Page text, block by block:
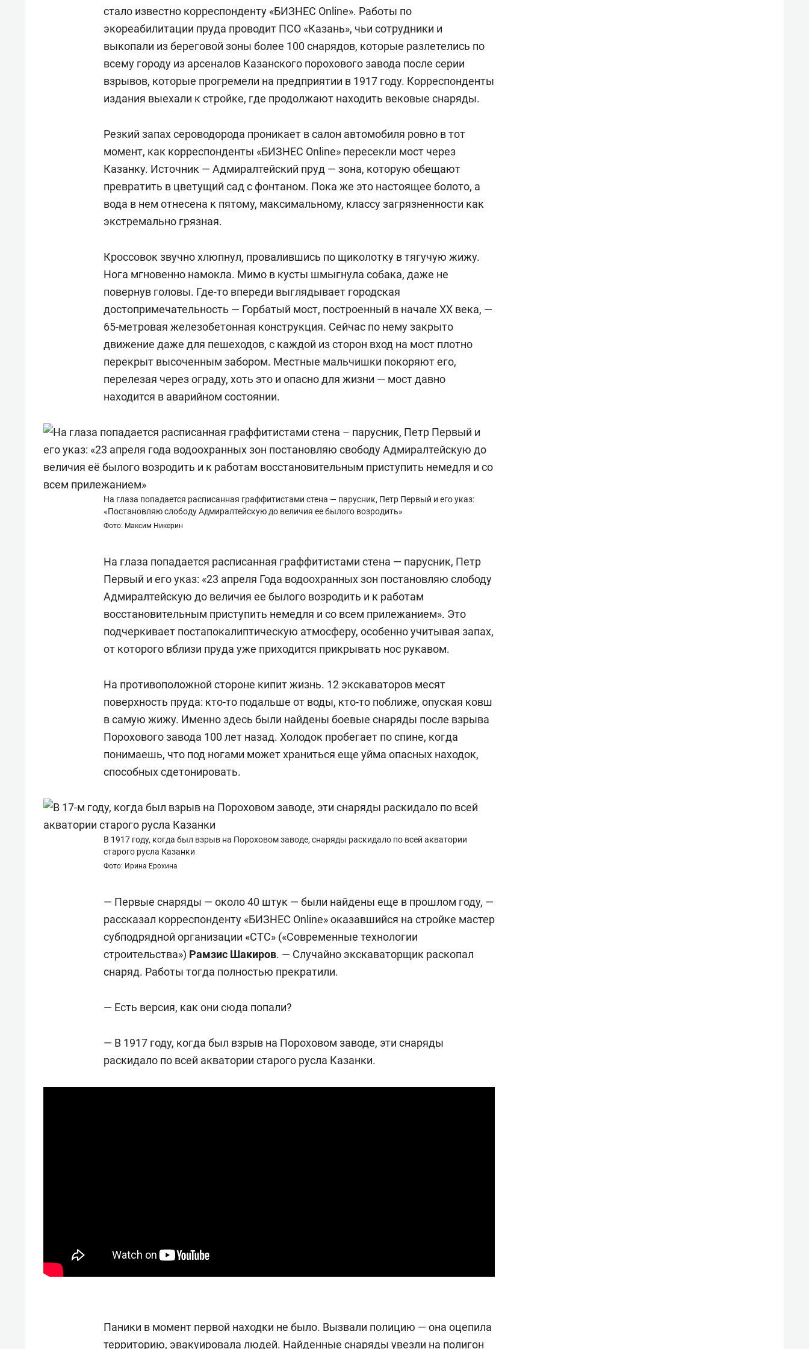
стало известно корреспонденту «БИЗНЕС Online». Работы по
экореабилитации пруда проводит ПСО «Казань», чьи сотрудники и
выкопали из береговой зоны более 100 снарядов, которые разлетелись по
всему городу из арсеналов Казанского порохового завода после серии
взрывов, которые прогремели на предприятии в 1917 году. Корреспонденты
издания выехали к стройке, где продолжают находить вековые снаряды.
Резкий запах сероводорода проникает в салон автомобиля ровно в тот
момент, как корреспонденты «БИЗНЕС Online» пересекли мост через
Казанку. Источник — Адмиралтейский пруд — зона, которую обещают
превратить в цветущий сад с фонтаном. Пока же это настоящее болото, а
вода в нем отнесена к пятому, максимальному, классу загрязненности как
экстремально грязная.
Кроссовок звучно хлюпнул, провалившись по щиколотку в тягучую жижу.
Нога мгновенно намокла. Мимо в кусты шмыгнула собака, даже не
повернув головы. Где-то впереди выглядывает городская
достопримечательность — Горбатый мост, построенный в начале XX века, —
65-метровая железобетонная конструкция. Сейчас по нему закрыто
движение даже для пешеходов, с каждой из сторон вход на мост плотно
перекрыт высоченным забором. Местные мальчишки покоряют его,
перелезая через ограду, хоть это и опасно для жизни — мост давно
находится в аварийном состоянии.
На глаза попадается расписанная граффитистами стена — парусник, Петр Первый и его указ:
«Постановляю слободу Адмиралтейскую до величия ее былого возродить»
Фото: Максим Никерин
На глаза попадается расписанная граффитистами стена — парусник, Петр
Первый и его указ: «23 апреля Года водоохранных зон постановляю слободу
Адмиралтейскую до величия ее былого возродить и к работам
восстановительным приступить немедля и со всем прилежанием». Это
подчеркивает постапокалиптическую атмосферу, особенно учитывая запах,
от которого вблизи пруда уже приходится прикрывать нос рукавом.
На противоположной стороне кипит жизнь. 12 экскаваторов месят
поверхность пруда: кто-то подальше от воды, кто-то поближе, опуская ковш
в самую жижу. Именно здесь были найдены боевые снаряды после взрыва
Порохового завода 100 лет назад. Холодок пробегает по спине, когда
понимаешь, что под ногами может храниться еще уйма опасных находок,
способных сдетонировать.
В 1917 году, когда был взрыв на Пороховом заводе, снаряды раскидало по всей акватории
старого русла Казанки
Фото: Ирина Ерохина
— Первые снаряды — около 40 штук — были найдены еще в прошлом году, —
рассказал корреспонденту «БИЗНЕС Online» оказавшийся на стройке мастер
субподрядной организации «СТС» («Современные технологии
строительства») Рамзис Шакиров. — Случайно экскаваторщик раскопал
снаряд. Работы тогда полностью прекратили.
— Есть версия, как они сюда попали?
— В 1917 году, когда был взрыв на Пороховом заводе, эти снаряды
раскидало по всей акватории старого русла Казанки.
Паники в момент первой находки не было. Вызвали полицию — она оцепила
территорию, эвакуировала людей. Найденные снаряды увезли на полигон